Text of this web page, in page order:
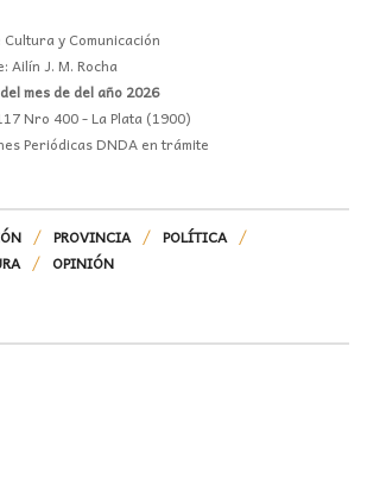
y Comunicación
Ailín J. M. Rocha
mes de del año 2026
Nro 400 - La Plata (1900)
Periódicas DNDA en trámite
PROVINCIA
POLÍTICA
OPINIÓN